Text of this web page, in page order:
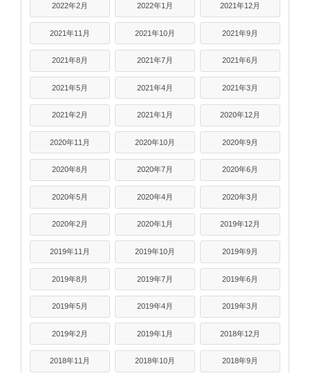
2022年2月 2022年1月 2021年12月
2021年11月 2021年10月 2021年9月
2021年8月 2021年7月 2021年6月
2021年5月 2021年4月 2021年3月
2021年2月 2021年1月 2020年12月
2020年11月 2020年10月 2020年9月
2020年8月 2020年7月 2020年6月
2020年5月 2020年4月 2020年3月
2020年2月 2020年1月 2019年12月
2019年11月 2019年10月 2019年9月
2019年8月 2019年7月 2019年6月
2019年5月 2019年4月 2019年3月
2019年2月 2019年1月 2018年12月
2018年11月 2018年10月 2018年9月